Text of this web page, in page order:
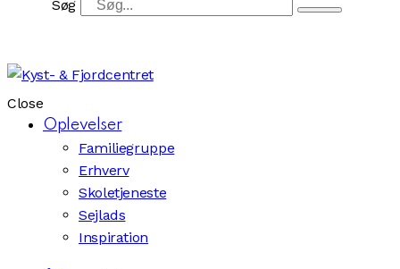
Søg
Close
Oplevelser
Familiegruppe
Erhverv
Skoletjeneste
Sejlads
Inspiration